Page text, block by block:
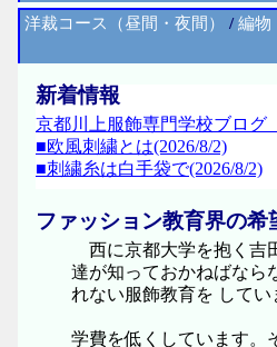
洋裁コース（昼間・夜間）
/編物
新着情報
京都川上服飾専門学校ブログ
■欧風刺繍とは(2026/8/2)
■刺繍糸は白手袋で(2026/8/2)
ファッション教育界の希
西に京都大学を抱く吉
達が知っておかねばなら
れない服飾教育を してい
学費を低くしています。